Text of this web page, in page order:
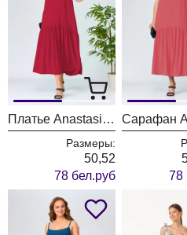
Платье Anastasia 884/малина
Размеры:
50,52
78 бел.руб
78